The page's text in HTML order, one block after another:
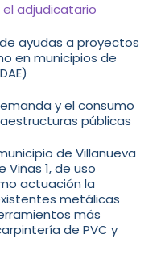
adjudicatario
de ayudas a proyectos
en municipios de
y el consumo
públicas
de Villanueva
1, de uso
actuación la
metálicas
más
de PVC y